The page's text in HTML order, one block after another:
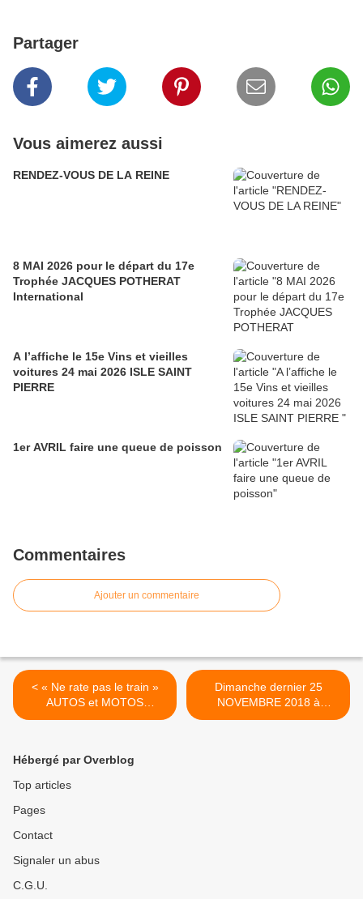
Partager
Vous aimerez aussi
RENDEZ-VOUS DE LA REINE
8 MAI 2026 pour le départ du 17e
Trophée JACQUES POTHERAT
International
A l’affiche le 15e Vins et vieilles
voitures 24 mai 2026 ISLE SAINT
PIERRE
1er AVRIL faire une queue de poisson
Commentaires
Ajouter un commentaire
< « Ne rate pas le train »
AUTOS et MOTOS
anciennes dans le Gard,
SOUPAPES
AVIGNONNAISES
Dimanche dernier 25
NOVEMBRE 2018 à
PUJAUT dans le Gard, les
Hébergé par Overblog
Top articles
Pages
Contact
Signaler un abus
C.G.U.